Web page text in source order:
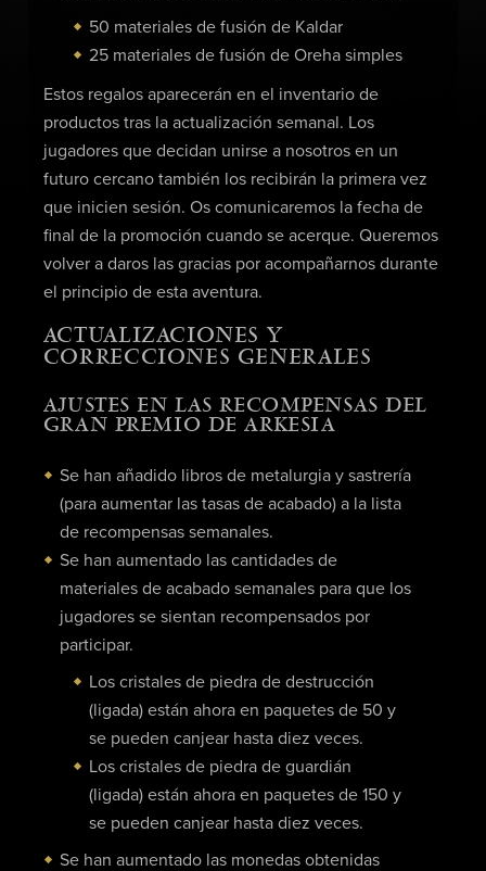
50 materiales de fusión de Kaldar
25 materiales de fusión de Oreha simples
Estos regalos aparecerán en el inventario de
productos tras la actualización semanal. Los
jugadores que decidan unirse a nosotros en un
futuro cercano también los recibirán la primera vez
que inicien sesión. Os comunicaremos la fecha de
final de la promoción cuando se acerque. Queremos
volver a daros las gracias por acompañarnos durante
el principio de esta aventura.
ACTUALIZACIONES Y
CORRECCIONES GENERALES
AJUSTES EN LAS RECOMPENSAS DEL
GRAN PREMIO DE ARKESIA
Se han añadido libros de metalurgia y sastrería
(para aumentar las tasas de acabado) a la lista
de recompensas semanales.
Se han aumentado las cantidades de
materiales de acabado semanales para que los
jugadores se sientan recompensados por
participar.
Los cristales de piedra de destrucción
(ligada) están ahora en paquetes de 50 y
se pueden canjear hasta diez veces.
Los cristales de piedra de guardián
(ligada) están ahora en paquetes de 150 y
se pueden canjear hasta diez veces.
Se han aumentado las monedas obtenidas